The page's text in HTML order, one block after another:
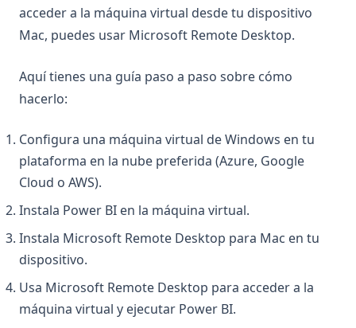
acceder a la máquina virtual desde tu dispositivo
Mac, puedes usar Microsoft Remote Desktop.
Aquí tienes una guía paso a paso sobre cómo
hacerlo:
Configura una máquina virtual de Windows en tu
plataforma en la nube preferida (Azure, Google
Cloud o AWS).
Instala Power BI en la máquina virtual.
Instala Microsoft Remote Desktop para Mac en tu
dispositivo.
Usa Microsoft Remote Desktop para acceder a la
máquina virtual y ejecutar Power BI.